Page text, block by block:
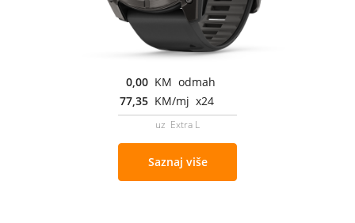
0,00 KM odmah
77,35 KM/mj x24
uz Extra L
Saznaj više